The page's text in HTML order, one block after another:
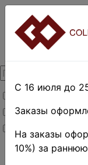
Товары со
Товары в
Новинки
С 16 июля до
Заказы
На заказы
10%) за